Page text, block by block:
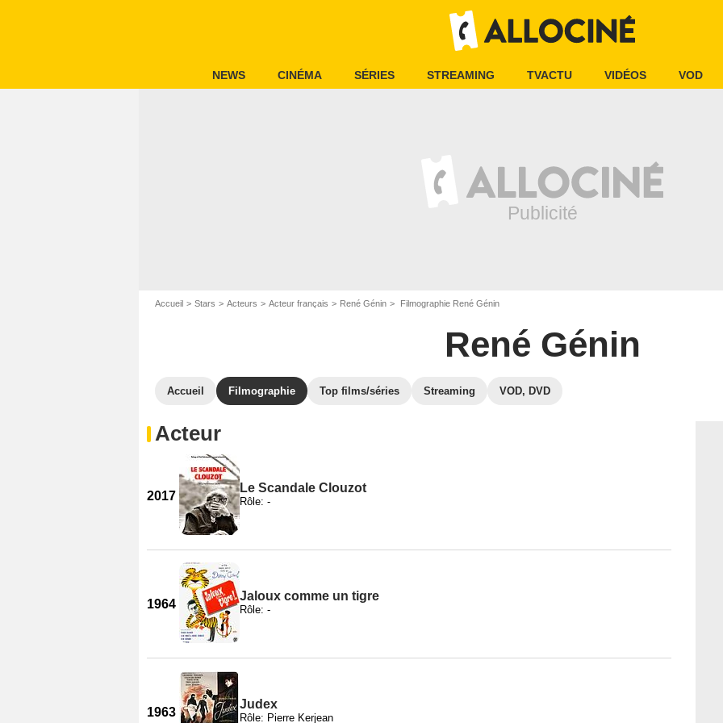
NEWS CINÉMA SÉRIES STREAMING TVACTU VIDÉOS VOD
Accueil Stars Acteurs Acteur français René Génin Filmographie René Génin
René Génin
Accueil Filmographie Top films/séries Streaming VOD, DVD
Acteur
2017
Le Scandale Clouzot
Rôle: -
1964
Jaloux comme un tigre
Rôle: -
1963
Judex
Rôle: Pierre Kerjean